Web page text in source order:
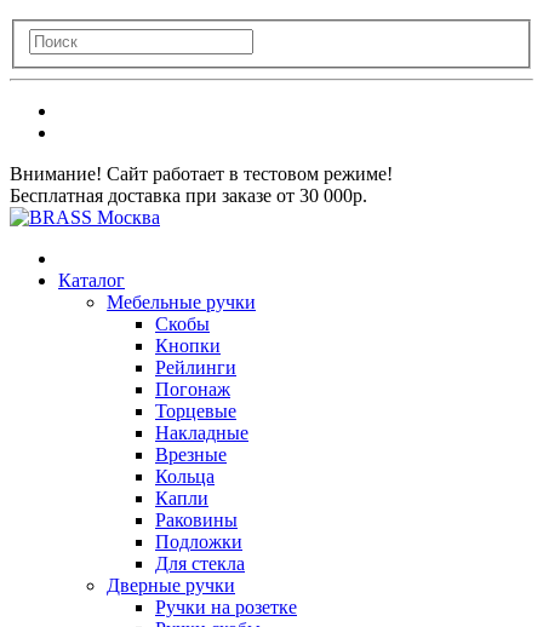
Внимание! Сайт работает в тестовом режиме!
Бесплатная доставка при заказе от 30 000р.
Каталог
Мебельные ручки
Скобы
Кнопки
Рейлинги
Погонаж
Торцевые
Накладные
Врезные
Кольца
Капли
Раковины
Подложки
Для стекла
Дверные ручки
Ручки на розетке